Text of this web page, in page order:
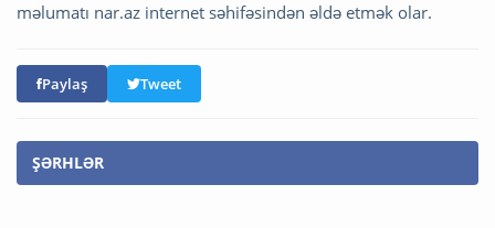
məlumatı nar.az internet səhifəsindən əldə etmək olar.
Paylaş Tweet
ŞƏRHLƏR